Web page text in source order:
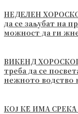
НЕДЕЛЕН
да се заљубат на
можност да ги
ВИКЕНД
треба да се
нежното водство
КОЈ ЌЕ ИМА СРЕЌА